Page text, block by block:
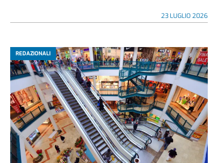
23 LUGLIO 2026
REDAZIONALI